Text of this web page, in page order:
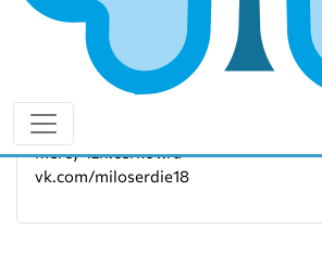
Социальный отдел епархии
Руководитель:
8 (912) 007-17-82
mercy-izh.cerkov.ru
vk.com/miloserdie18